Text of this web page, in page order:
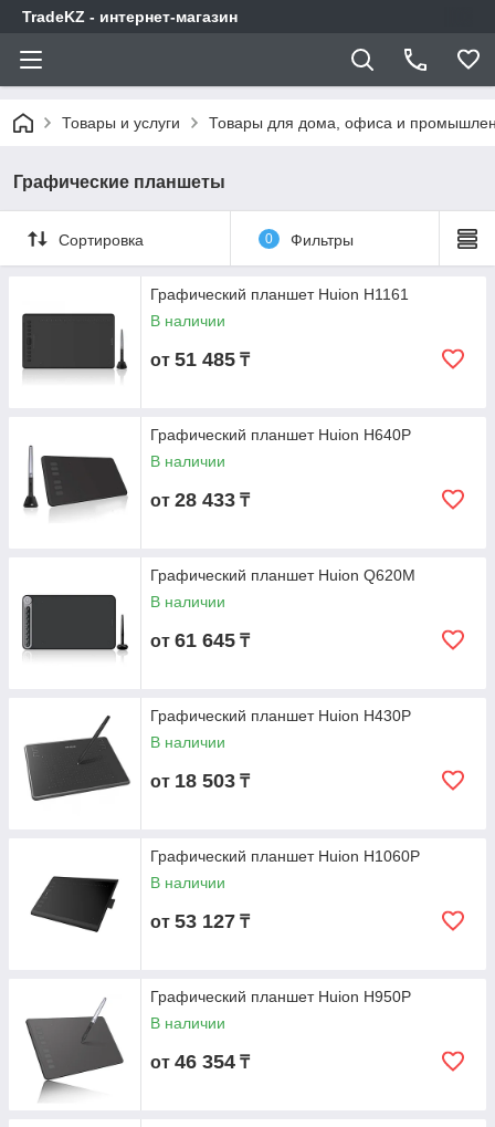
TradeKZ - интернет-магазин
Товары и услуги Товары для дома, офиса и
Графические планшеты
Сортировка 0 Фильтры
Графический планшет Huion H1161
В наличии
от 51 485 ₸
Графический планшет Huion H640P
В наличии
от 28 433 ₸
Графический планшет Huion Q620M
В наличии
от 61 645 ₸
Графический планшет Huion H430P
В наличии
от 18 503 ₸
Графический планшет Huion H1060P
В наличии
от 53 127 ₸
Графический планшет Huion H950P
В наличии
от 46 354 ₸